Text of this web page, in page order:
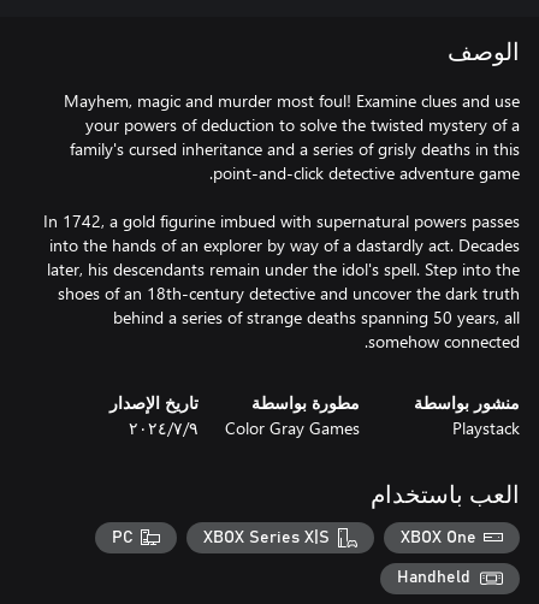
الوصف
Mayhem, magic and murder most foul! Examine clues and use
your powers of deduction to solve the twisted mystery of a
family's cursed inheritance and a series of grisly deaths in this
In 1742, a gold figurine imbued with supernatural powers passes
into the hands of an explorer by way of a dastardly act. Decades
later, his descendants remain under the idol's spell. Step into the
shoes of an 18th-century detective and uncover the dark truth
behind a series of strange deaths spanning 50 years, all
somehow connected.
منشور بواسطة
Playstack
مطورة بواسطة
Color Gray Games
تاريخ الإصدار
٩‏/٧‏/٢٠٢٤
العب باستخدام
XBOX One
XBOX Series X|S
PC
Handheld